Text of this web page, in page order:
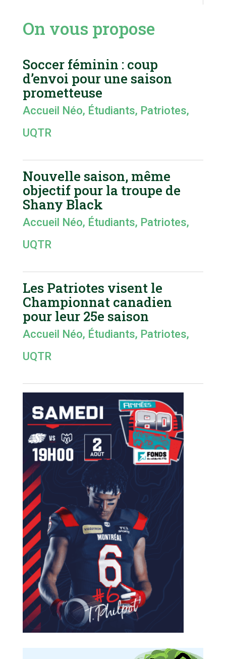
On vous propose
Soccer féminin : coup
d’envoi pour une saison
prometteuse
Accueil Néo, Étudiants, Patriotes,
UQTR
Nouvelle saison, même
objectif pour la troupe de
Shany Black
Accueil Néo, Étudiants, Patriotes,
UQTR
Les Patriotes visent le
Championnat canadien
pour leur 25e saison
Accueil Néo, Étudiants, Patriotes,
UQTR